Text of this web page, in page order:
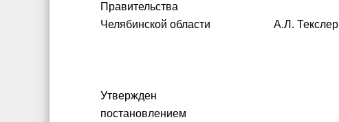
Правительства
Челябинской области А.Л. Текслер
Утвержден
постановлением